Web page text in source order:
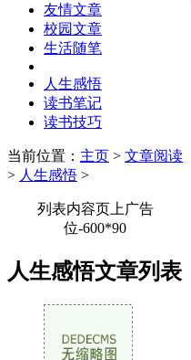
友情文章
校园文章
生活随笔
人生感悟
读书笔记
读书技巧
当前位置： 主页 > 文章阅读
> 人生感悟 >
列表内容页上广告
位-600*90
人生感悟文章列表